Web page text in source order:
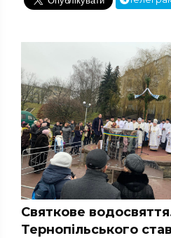
Святкове
Тернопільського